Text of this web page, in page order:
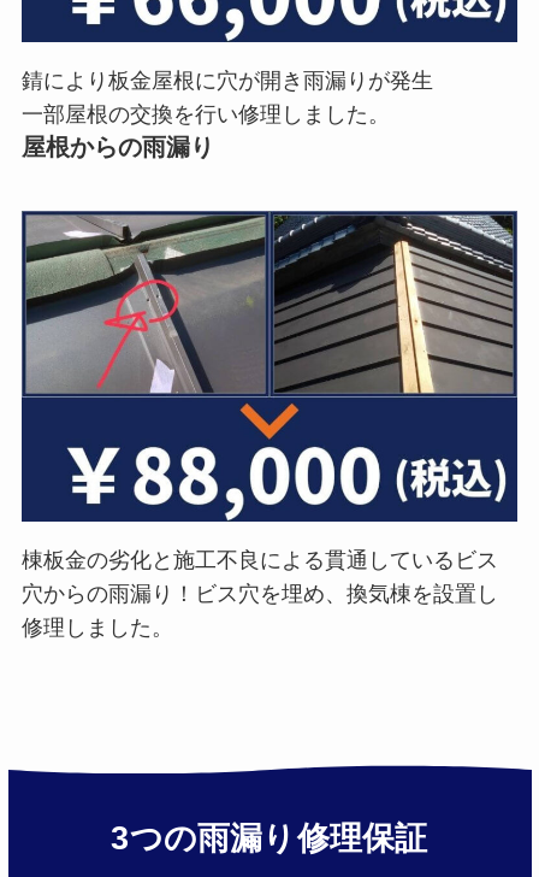
錆により板金屋根に穴が開き雨漏りが発生
一部屋根の交換を行い修理しました。
屋根からの雨漏り
棟板金の劣化と施工不良による貫通しているビス
穴からの雨漏り！ビス穴を埋め、換気棟を設置し
修理しました。
3つの雨漏り修理保証